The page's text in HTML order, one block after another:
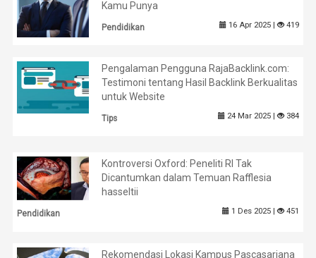
Kamu Punya
Pendidikan 16 Apr 2025 | 419
Pengalaman Pengguna RajaBacklink.com:
Testimoni tentang Hasil Backlink Berkualitas
untuk Website
Tips 24 Mar 2025 | 384
Kontroversi Oxford: Peneliti RI Tak
Dicantumkan dalam Temuan Rafflesia
hasseltii
Pendidikan 1 Des 2025 | 451
Rekomendasi Lokasi Kampus Pascasarjana